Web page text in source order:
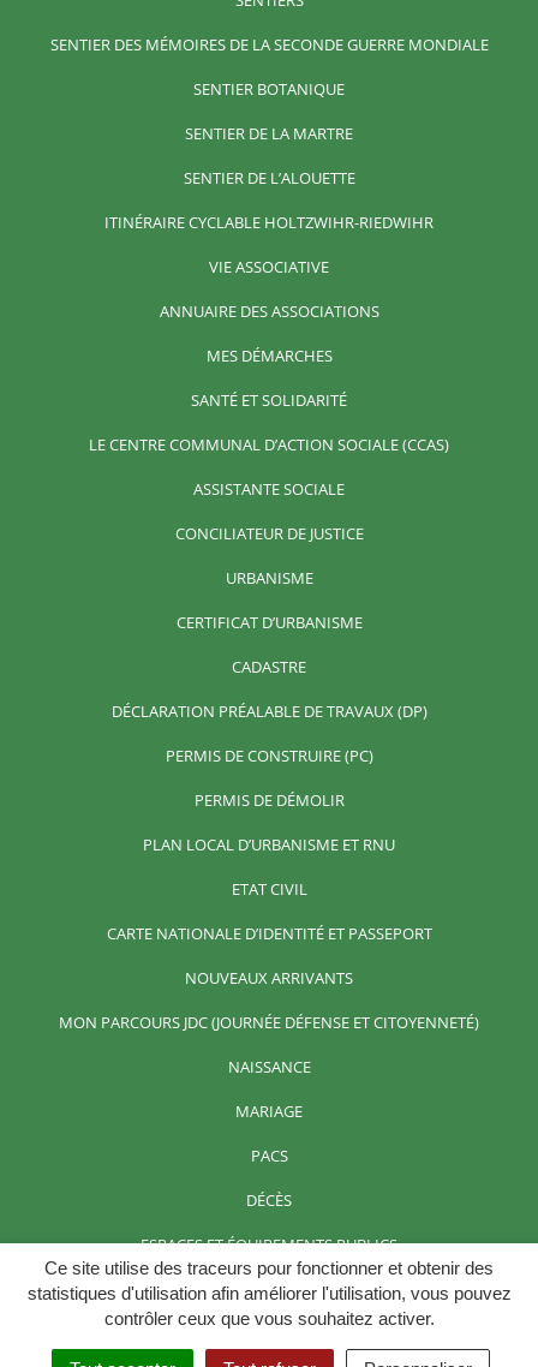
Ce site utilise des traceurs pour fonctionner et obtenir des
statistiques d'utilisation afin améliorer l'utilisation, vous pouvez
contrôler ceux que vous souhaitez activer.
SENTIER DES MÉMOIRES DE LA SECONDE GUERRE MONDIALE
SENTIER BOTANIQUE
SENTIER DE LA MARTRE
SENTIER DE L’ALOUETTE
ITINÉRAIRE CYCLABLE HOLTZWIHR-RIEDWIHR
VIE ASSOCIATIVE
ANNUAIRE DES ASSOCIATIONS
MES DÉMARCHES
SANTÉ ET SOLIDARITÉ
LE CENTRE COMMUNAL D’ACTION SOCIALE (CCAS)
ASSISTANTE SOCIALE
CONCILIATEUR DE JUSTICE
URBANISME
CERTIFICAT D’URBANISME
CADASTRE
DÉCLARATION PRÉALABLE DE TRAVAUX (DP)
PERMIS DE CONSTRUIRE (PC)
PERMIS DE DÉMOLIR
PLAN LOCAL D’URBANISME ET RNU
ETAT CIVIL
CARTE NATIONALE D’IDENTITÉ ET PASSEPORT
NOUVEAUX ARRIVANTS
MON PARCOURS JDC (JOURNÉE DÉFENSE ET CITOYENNETÉ)
NAISSANCE
MARIAGE
PACS
DÉCÈS
ESPACES ET ÉQUIPEMENTS PUBLICS
LOCATION DE SALLES
GÎTES ET CHAMBRES D’HÔTES